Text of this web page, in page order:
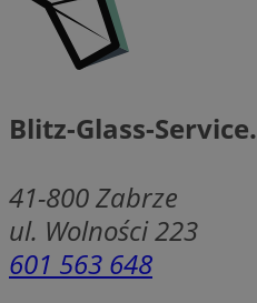
Blitz-Glass-Service.
41-800Zabrze
ul. Wolności 223
601 563 648